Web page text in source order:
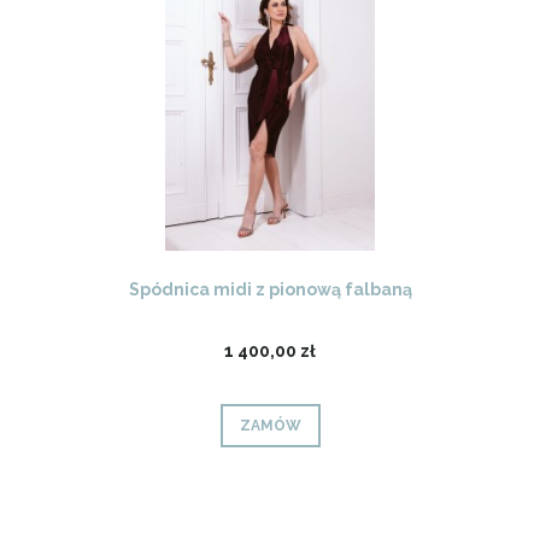
Spódnica midi z pionową falbaną
1 400,00 zł
ZAMÓW